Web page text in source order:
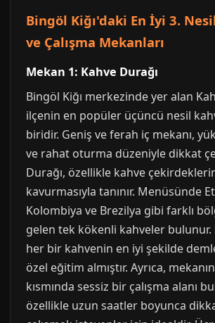
Bingöl Kiğı'daki En İyi 3.
ve Çalışma Mekanları
Mekan 1: Kahve Durağı
Bingöl Kiğı merkezinde yer alan
ilçenin en popüler üçüncü nesil
biridir. Geniş ve ferah iç mekanı,
ve rahat oturma düzeniyle dikkat
Durağı, özellikle kahve
kavurmasıyla tanınır. Menüsünde
Kolombiya ve Brezilya gibi farklı
gelen tek kökenli kahveler bulunur.
her bir kahvenin en iyi şekilde
özel eğitim almıştır. Ayrıca,
kısmında sessiz bir çalışma alanı
özellikle uzun saatler boyunca